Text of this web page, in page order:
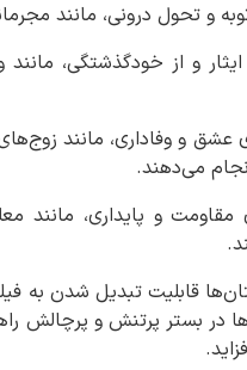
و تحول درونی، مانند
و از خودگذشتگی،
عشق و وفاداری، مانند
می‌دهند.
مقاومت و پایداری، مانند
قابلیت تبدیل شدن به
در بستر پرتنش و پرچالش